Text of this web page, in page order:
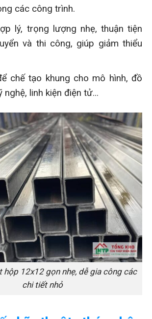
các công trình.
lý, trọng lượng nhẹ, thuận tiện
và thi công, giúp giảm thiểu
chế tạo khung cho mô hình, đồ
nghệ, linh kiện điện tử...
hộp 12x12 gọn nhẹ, dễ gia công các
chi tiết nhỏ